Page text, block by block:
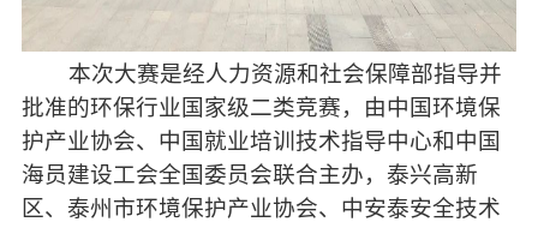
本次大赛是经人力资源和社会保障部指导并
批准的环保行业国家级二类竞赛，由中国环境保
护产业协会、中国就业培训技术指导中心和中国
海员建设工会全国委员会联合主办，泰兴高新
区、泰州市环境保护产业协会、中安泰安全技术